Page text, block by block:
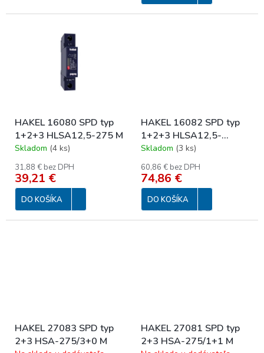
HAKEL 16080 SPD typ
1+2+3 HLSA12,5-275 M
Skladom (4 ks)
31,88 € bez DPH
39,21 €
DO KOŠÍKA
HAKEL 16082 SPD typ
1+2+3 HLSA12,5-
275/2+0 M
Skladom (3 ks)
60,86 € bez DPH
74,86 €
DO KOŠÍKA
HAKEL 27083 SPD typ
2+3 HSA-275/3+0 M
HAKEL 27081 SPD typ
2+3 HSA-275/1+1 M